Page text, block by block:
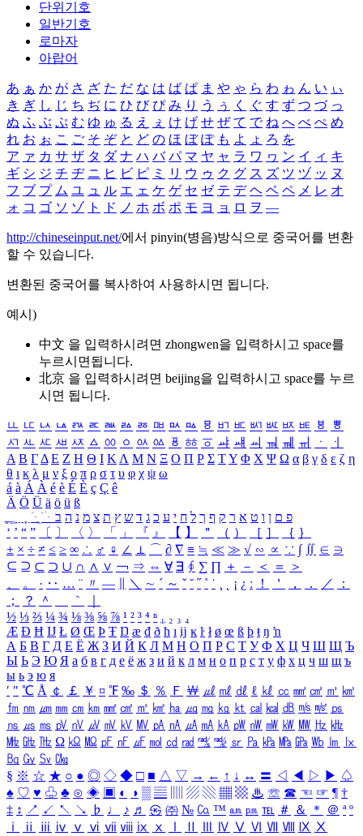
단위기호
일반기호
로마자
아랍어
あ ぁ か が さ ざ た だ な は ば ぱ ま や ゃ ら わ ゎ ん い ぃ
き ぎ し じ ち ぢ に ひ び ぴ み り う ぅ く ぐ す ず つ づ っ
ぬ ふ ぶ ぷ む ゆ ゅ る え ぇ け げ せ ぜ て で ね へ べ ぺ め
れ お ぉ こ ご そ ぞ と ど の ほ ぼ ぽ も よ ょ ろ を
ア ァ カ サ ザ タ ダ ナ ハ バ パ マ ヤ ャ ラ ワ ヮ ン イ ィ キ
ギ シ ジ チ ヂ ニ ヒ ビ ピ ミ リ ウ ゥ ク グ ス ズ ツ ヅ ッ ヌ
フ ブ プ ム ユ ュ ル エ ェ ケ ゲ セ ゼ テ デ ヘ ベ ペ メ レ オ
ォ コ ゴ ソ ゾ ト ド ノ ホ ボ ポ モ ヨ ョ ロ ヲ ―
http://chineseinput.net/에서 pinyin(병음)방식으로 중국어를 변환
할 수 있습니다.
변환된 중국어를 복사하여 사용하시면 됩니다.
예시)
中文 을 입력하시려면 zhongwen을 입력하시고 space를
누르시면됩니다.
北京 을 입력하시려면 beijing을 입력하시고 space를 누르
시면 됩니다.
ㅥ ㅦ ㅧ ㅨ ㅩ ㅪ ㅫ ㅬ ㅭ ㅮ ㅯ ㅰ ㅱ ㅲ ㅳ ㅴ ㅵ ㅶ ㅷ ㅸ
ㅹ
ㅺ ㅻ ㅼ ㅽ ㅾ ㅿ ㆀ ㆁ ㆂ ㆃ ㆄ ㆅ ㆆ ㆇ ㆈ ㆉ ㆊ ㆋ ㆌ ㆍ
ㆎ
Α Β ΓΔ Ε Ζ Η Θ Ι ΚΛ Μ Ν Ξ Ο Π Ρ Σ ΤΥ Φ Χ Ψ Ω α β γ δ ε ζ η
θ ι κ λ μ ν ξ ο π ρ σ τ υ φ χ ψ ω
á à Á À é è É È ç Ç ê
Ä Ö Ü ä ö ü ß
ִֶֹ ֻּ ׁׂ פ ם ן ו ט א ר ק ף ך ל ח י ע כ ג ד ש ץ ת צ מ נ ה ב
‘ ’ “ ” 〔 〕 〈 〉 「 」 『 』 【 】 ＂ （ ） ［ ］ ｛ ｝
± × ÷ ≠ ≤ ≥ ∞ ∴ ♂ ♀ ∠ ⊥ ⌒ ∂ ∇ ≡ ≒ ≪ ≫ √ ∽ ∝ ∵ ∫ ∬ ∈ ∋
⊆ ⊇ ⊂ ⊃ ∪ ∩ ∧ ∨ ￢ ⇒ ⇔ ∀ ∃ ∮ ∑ ∏ ＋ － ＜ ＝
＞
、
。 · ‥ … ¨ 〃 ― ＼ ∼ ´ ～ ˇ ˘ ˝ ˚ ˙ ¸ ¡ ¿ ː ！ ＇ ， ． ／
：
；
？ ＾ ｀
½ ⅓ ⅔ ¼ ¾ ⅛ ⅜ ⅝ ⅞ ¹ ² ³ ⁴ ⁿ ₁ ₂ ₃ ₄
Æ Ð Ħ Ĳ Ł Ø Œ Þ Ŧ Ŋ æ đ ð ħ ı ĳ ĸ ŀ ł ø œ ß þ ŧ ŋ ŉ
А Б В Г Д Е Ё Ж З И Й К Л М Н О П Р С Т У Ф Х Ц Ч Ш Щ Ъ
Ы Ь Э Ю Я а б в г д е ё ж з и й к л м н о п р с т у ф х ц ч ш щ ъ
ы ь э ю я
′ ″ ℃ Å ￠ ￡ ￥ ¤ ℉ ‰ ＄ ％ Ｆ ￦ ㎕ ㎖ ㎗ ℓ ㎘ ㏄ ㎣ ㎤ ㎥ ㎦
㎙ ㎚ ㎛ ㎜ ㎝ ㎞ ㎟ ㎠ ㎡ ㎢ ㏊ ㎍ ㎎ ㎏ ㏏ ㎈ ㎉ ㏈ ㎧ ㎨ ㎰
㎱ ㎲ ㎳ ㎴ ㎵ ㎶ ㎷ ㎸ ㎹ ㎀ ㎁ ㎂ ㎃ ㎄ ㎺ ㎻ ㎽ ㎾ ㎿ ㎐ ㎑
㎒ ㎓ ㎔ Ω ㏀ ㏁ ㎊ ㎋ ㎌ ㏖ ㏅ ㎭ ㎮ ㎯ ㏛ ㎩ ㎪ ㎫ ㎬ ㏝ ㏐
㏓
㏃ ㏉ ㏜ ㏆
§ ※ ☆ ★ ○ ● ◎ ◇ ◆ □ ■ △ ▽ → ← ↑ ↓ ↔ 〓 ◁ ◀ ▷ ▶ ♤
♠ ♡ ♥ ♧ ♣ ⊙ ◈ ▣ ◐ ◑ ▒ ▤ ▨ ▧ ▦ ▩ ♨ ☏ ☎ ☜ ☞ ¶ †
‡ ↕ ↗ ↙ ↖ ↘ ♭ ♩ ♪ ♬ ㉿ ㈜ № ㏇ ™ ㏂ ㏘ ℡ ＃ ＆ ＊ ＠ ª º
ⅰ
ⅱ ⅲ ⅳ ⅴ ⅵ ⅶ ⅷ ⅸ ⅹ Ⅳ Ⅴ Ⅵ Ⅶ Ⅷ Ⅸ Ⅹ